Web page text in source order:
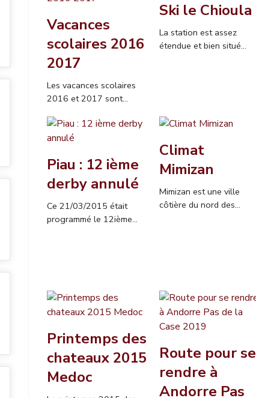
Vacances
scolaires 2016
2017
Les vacances scolaires
2016 et 2017 sont...
Ski le Chioula
La station est assez
étendue et bien situé...
Piau : 12 ième
derby annulé
Ce 21/03/2015 était
programmé le 12ième...
Climat
Mimizan
Mimizan est une ville
côtière du nord des...
Printemps des
chateaux 2015
Medoc
Route pour se
rendre à
Andorre Pas